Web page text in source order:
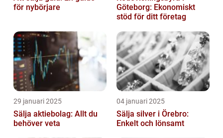
för nybörjare
Göteborg: Ekonomiskt
stöd för ditt företag
29 januari 2025
Sälja aktiebolag: Allt du
behöver veta
04 januari 2025
Sälja silver i Örebro:
Enkelt och lönsamt